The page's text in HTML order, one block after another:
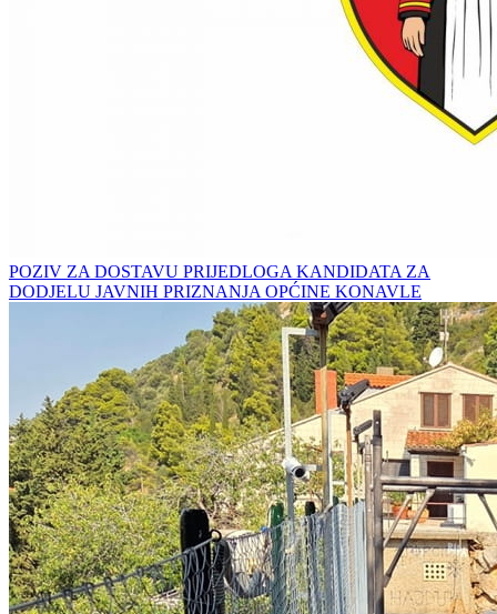
POZIV ZA DOSTAVU PRIJEDLOGA KANDIDATA ZA
DODJELU JAVNIH PRIZNANJA OPĆINE KONAVLE